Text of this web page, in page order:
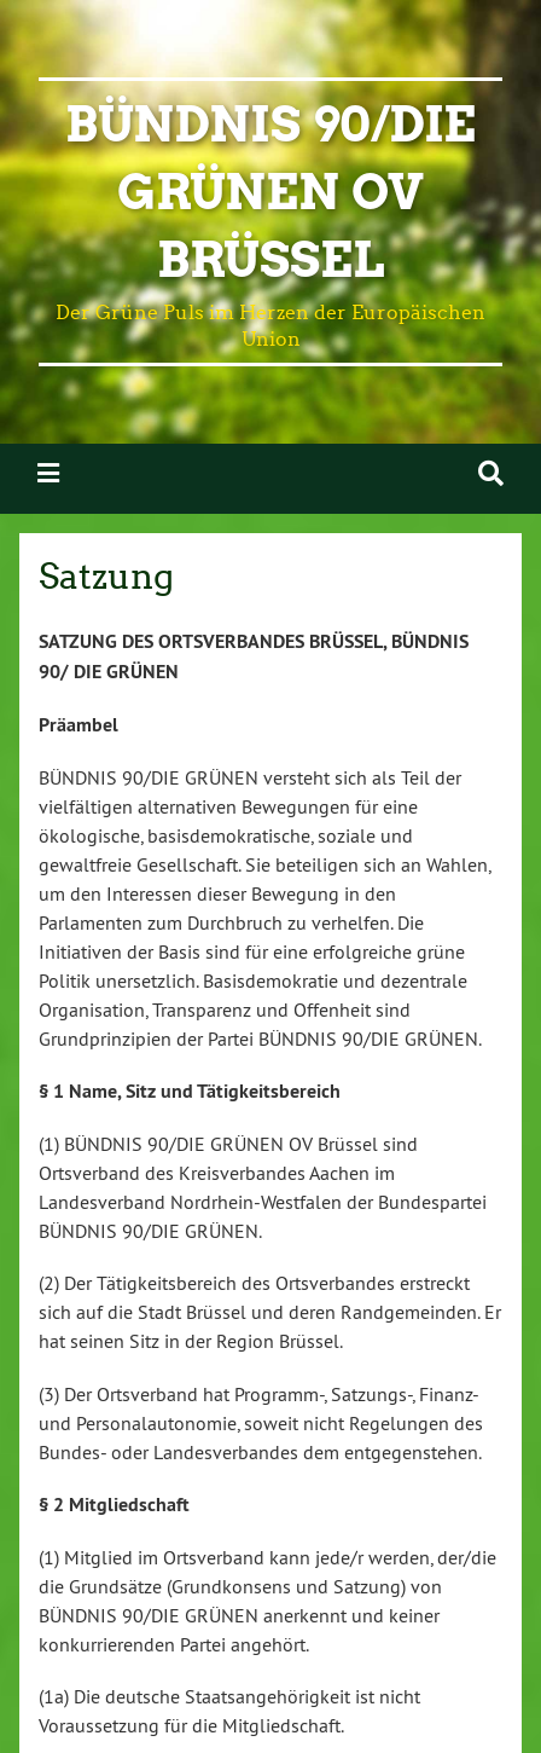
BÜNDNIS 90/DIE
GRÜNEN OV
BRÜSSEL
Der Grüne Puls im Herzen der Europäischen
Union
Satzung
SATZUNG DES ORTSVERBANDES BRÜSSEL, BÜNDNIS
90/ DIE GRÜNEN
Präambel
BÜNDNIS 90/DIE GRÜNEN versteht sich als Teil der
vielfältigen alternativen Bewegungen für eine
ökologische, basisdemokratische, soziale und
gewaltfreie Gesellschaft. Sie beteiligen sich an Wahlen,
um den Interessen dieser Bewegung in den
Parlamenten zum Durchbruch zu verhelfen. Die
Initiativen der Basis sind für eine erfolgreiche grüne
Politik unersetzlich. Basisdemokratie und dezentrale
Organisation, Transparenz und Offenheit sind
Grundprinzipien der Partei BÜNDNIS 90/DIE GRÜNEN.
§ 1 Name, Sitz und Tätigkeitsbereich
(1) BÜNDNIS 90/DIE GRÜNEN OV Brüssel sind
Ortsverband des Kreisverbandes Aachen im
Landesverband Nordrhein-Westfalen der Bundespartei
BÜNDNIS 90/DIE GRÜNEN.
(2) Der Tätigkeitsbereich des Ortsverbandes erstreckt
sich auf die Stadt Brüssel und deren Randgemeinden. Er
hat seinen Sitz in der Region Brüssel.
(3) Der Ortsverband hat Programm-, Satzungs-, Finanz-
und Personalautonomie, soweit nicht Regelungen des
Bundes- oder Landesverbandes dem entgegenstehen.
§ 2 Mitgliedschaft
(1) Mitglied im Ortsverband kann jede/r werden, der/die
die Grundsätze (Grundkonsens und Satzung) von
BÜNDNIS 90/DIE GRÜNEN anerkennt und keiner
konkurrierenden Partei angehört.
(1a) Die deutsche Staatsangehörigkeit ist nicht
Voraussetzung für die Mitgliedschaft.